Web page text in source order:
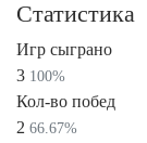
Статистика
Игр сыграно
3 100%
Кол-во побед
2 66.67%